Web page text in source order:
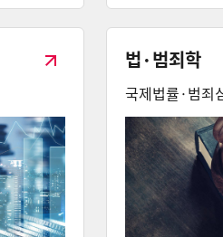
법·범죄학
국제법률·범죄